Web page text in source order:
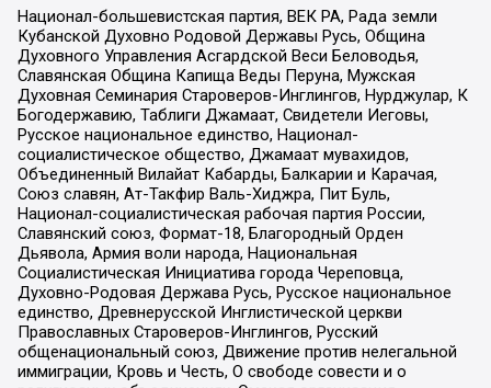
Национал-большевистская партия, ВЕК РА, Рада земли
Кубанской Духовно Родовой Державы Русь, Община
Духовного Управления Асгардской Веси Беловодья,
Славянская Община Капища Веды Перуна, Мужская
Духовная Семинария Староверов-Инглингов, Нурджулар, К
Богодержавию, Таблиги Джамаат, Свидетели Иеговы,
Русское национальное единство, Национал-
социалистическое общество, Джамаат мувахидов,
Объединенный Вилайат Кабарды, Балкарии и Карачая,
Союз славян, Ат-Такфир Валь-Хиджра, Пит Буль,
Национал-социалистическая рабочая партия России,
Славянский союз, Формат-18, Благородный Орден
Дьявола, Армия воли народа, Национальная
Социалистическая Инициатива города Череповца,
Духовно-Родовая Держава Русь, Русское национальное
единство, Древнерусской Инглистической церкви
Православных Староверов-Инглингов, Русский
общенациональный союз, Движение против нелегальной
иммиграции, Кровь и Честь, О свободе совести и о